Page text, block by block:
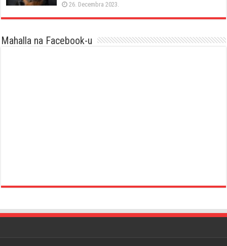
26. Decembra 2023.
Mahalla na Facebook-u